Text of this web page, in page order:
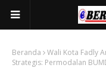
Beranda
Wali Kota Fadly
Strategis: Permodalan